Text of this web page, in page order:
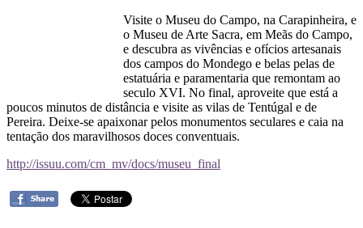
Visite o Museu do Campo, na Carapinheira, e
o Museu de Arte Sacra, em Meãs do Campo,
e descubra as vivências e ofícios artesanais
dos campos do Mondego e belas pelas de
estatuária e paramentaria que remontam ao
seculo XVI. No final, aproveite que está a
poucos minutos de distância e visite as vilas de Tentúgal e de
Pereira. Deixe-se apaixonar pelos monumentos seculares e caia na
tentação dos maravilhosos doces conventuais.
http://issuu.com/cm_mv/docs/museu_final